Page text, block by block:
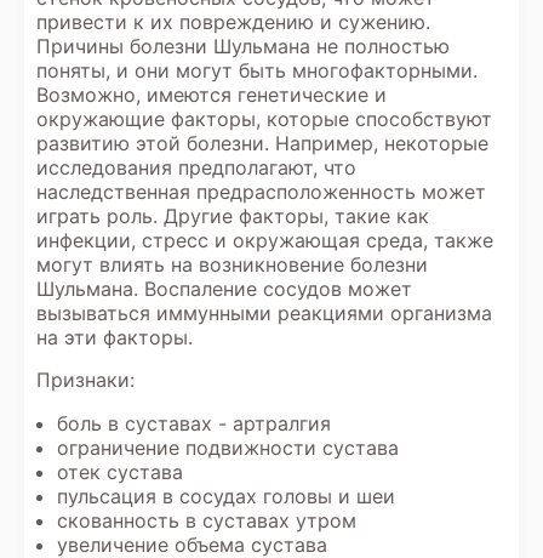
привести к их повреждению и сужению.
Причины болезни Шульмана не полностью
поняты, и они могут быть многофакторными.
Возможно, имеются генетические и
окружающие факторы, которые способствуют
развитию этой болезни. Например, некоторые
исследования предполагают, что
наследственная предрасположенность может
играть роль. Другие факторы, такие как
инфекции, стресс и окружающая среда, также
могут влиять на возникновение болезни
Шульмана. Воспаление сосудов может
вызываться иммунными реакциями организма
на эти факторы.
Признаки:
боль в суставах - артралгия
ограничение подвижности сустава
отек сустава
пульсация в сосудах головы и шеи
скованность в суставах утром
увеличение объема сустава